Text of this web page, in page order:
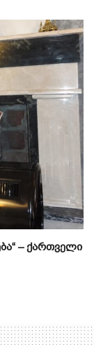
– ქართველი